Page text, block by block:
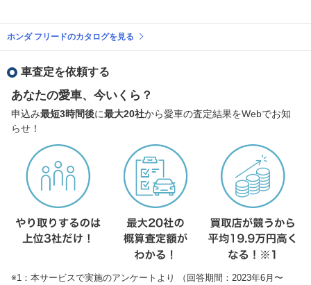
ホンダ フリードのカタログを見る
車査定を依頼する
あなたの愛車、今いくら？
申込み最短3時間後に最大20社から愛車の査定結果をWebでお知
らせ！
※1：本サービスで実施のアンケートより （回答期間：2023年6月〜